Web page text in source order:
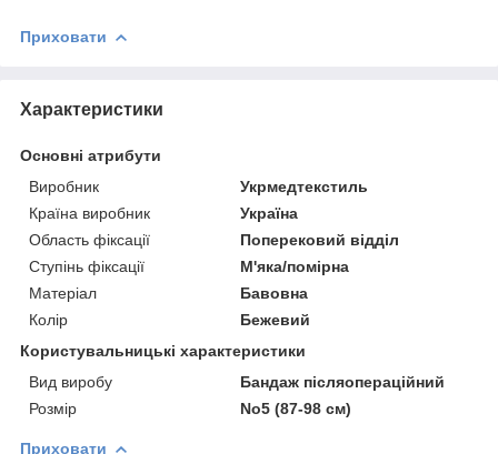
Приховати
Характеристики
Основні атрибути
Виробник
Укрмедтекстиль
Країна виробник
Україна
Область фіксації
Поперековий відділ
Ступінь фіксації
М'яка/помірна
Матеріал
Бавовна
Колір
Бежевий
Користувальницькі характеристики
Вид виробу
Бандаж післяопераційний
Розмір
No5 (87-98 см)
Приховати